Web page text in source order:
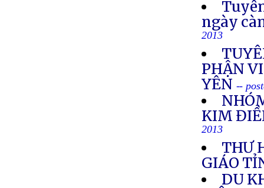
ngày
2013
PHẬN
YÊN --
KIM
2013
THƯ
GIÁO
DU